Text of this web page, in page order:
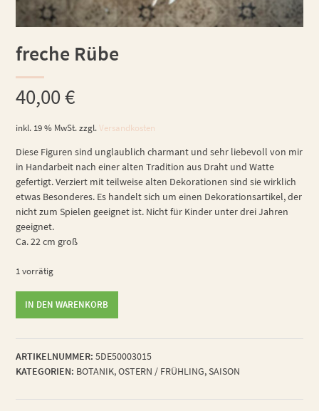
freche Rübe
40,00€
inkl. 19 % MwSt. zzgl.Versandkosten
Diese Figuren sind unglaublich charmant und sehr liebevoll von mir
in Handarbeit nach einer alten Tradition aus Draht und Watte
gefertigt. Verziert mit teilweise alten Dekorationen sind sie wirklich
etwas Besonderes. Es handelt sich um einen Dekorationsartikel, der
nicht zum Spielen geeignet ist. Nicht für Kinder unter drei Jahren
geeignet.
Ca. 22 cm groß
1 vorrätig
IN DEN WARENKORB
ARTIKELNUMMER: 5DE50003015
KATEGORIEN: BOTANIK,OSTERN / FRÜHLING,SAISON